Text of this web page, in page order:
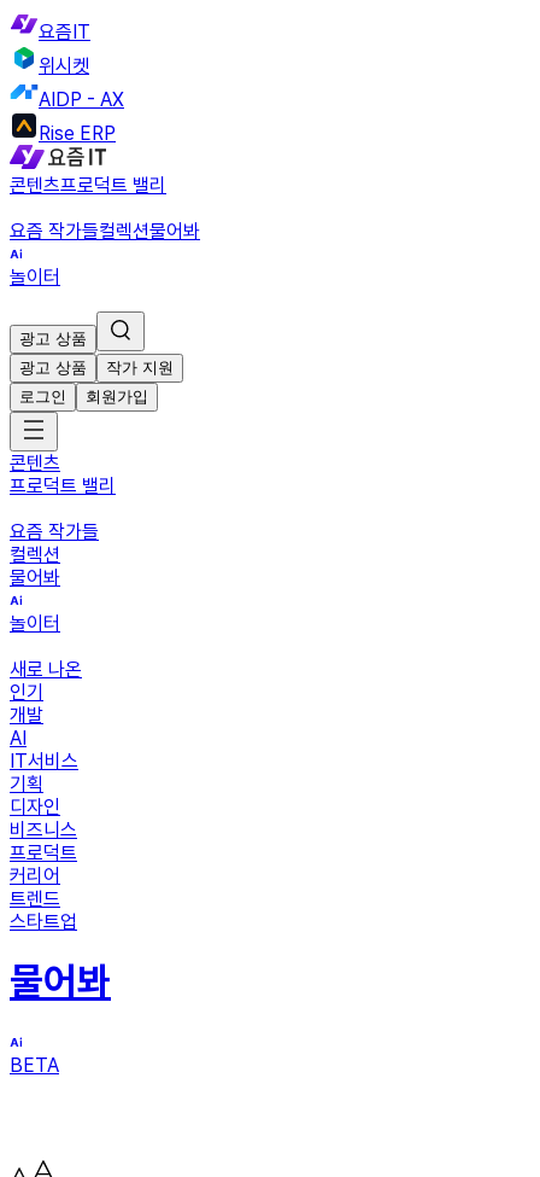
요즘IT
위시켓
AIDP - AX
Rise ERP
콘텐츠프로덕트 밸리
요즘 작가들컬렉션물어봐
놀이터
광고 상품
광고 상품
작가 지원
로그인
회원가입
콘텐츠
프로덕트 밸리
요즘 작가들
컬렉션
물어봐
놀이터
새로 나온
인기
개발
AI
IT서비스
기획
디자인
비즈니스
프로덕트
커리어
트렌드
스타트업
물어봐
BETA